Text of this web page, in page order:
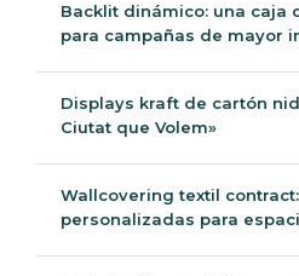
Backlit dinámico: una caja
para campañas de mayor
Displays kraft de cartón
Ciutat que Volem»
Wallcovering textil
personalizadas para